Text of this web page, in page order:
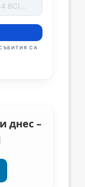
СА
днес –